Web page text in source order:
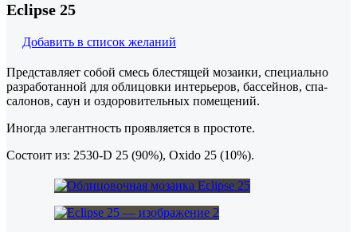
Eclipse 25
Добавить в список желаний
Представляет собой смесь блестящей мозаики, специально
разработанной для облицовки интерьеров, бассейнов, спа-
салонов, саун и оздоровительных помещений.
Иногда элегантность проявляется в простоте.
Состоит из: 2530-D 25 (90%), Oxido 25 (10%).